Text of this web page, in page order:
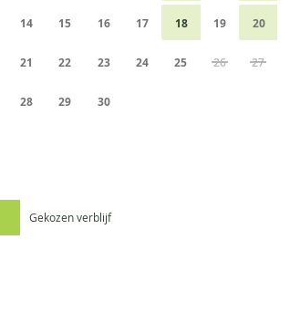
14 15 16 17 18 19 20
21 22 23 24 25 26 27
28 29 30
Gekozen verblijf